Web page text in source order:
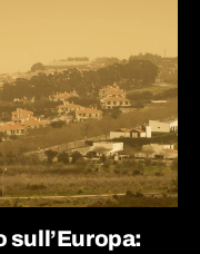
sull’Europa: